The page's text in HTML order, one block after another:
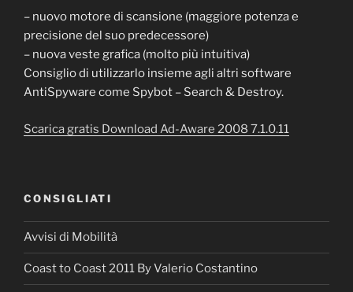
– nuovo motore di scansione (maggiore potenza e
precisione del suo predecessore)
– nuova veste grafica (molto più intuitiva)
Consiglio di utilizzarlo insieme agli altri software
AntiSpyware come Spybot – Search & Destroy.
Scarica gratis Download Ad-Aware 2008 7.1.0.11
CONSIGLIATI
Avvisi di Mobilità
Coast to Coast 2011 By Valerio Costantino